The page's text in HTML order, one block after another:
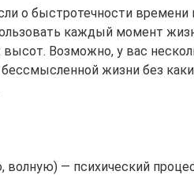
о быстротечности времени
каждый момент
Возможно, у вас
жизни без
волную) — психический